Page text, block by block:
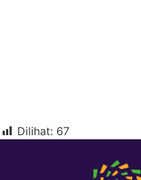
Dilihat: 67